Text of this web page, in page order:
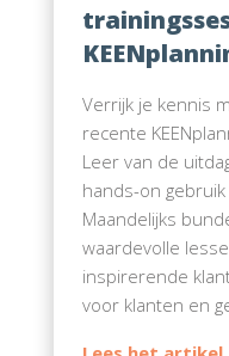
Verrijk je kennis
recente
Leer van de
hands-on
Maandelijks
waardevolle
inspirerende
voor klanten en